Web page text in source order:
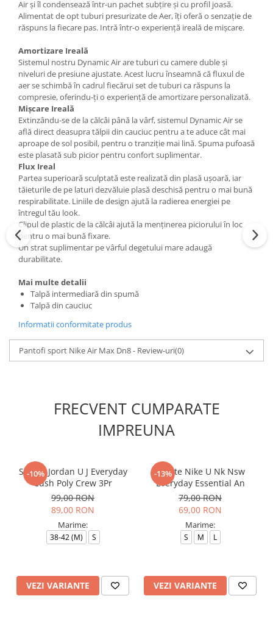
Air și îl condensează într-un pachet subțire și cu profil joasă.
Alimentat de opt tuburi presurizate de Aer, îți oferă o senzație de
răspuns la fiecare pas. Intră într-o experiență ireală de mișcare.
Amortizare Ireală
Sistemul nostru Dynamic Air are tuburi cu camere duble și
niveluri de presiune ajustate. Acest lucru înseamnă că fluxul de
aer se schimbă în cadrul fiecărui set de tuburi ca răspuns la
compresie, oferindu-ți o experiență de amortizare personalizată.
Mișcare Ireală
Extinzându-se de la călcâi până la vârf, sistemul Dynamic Air se
află direct deasupra tălpii din cauciuc pentru a te aduce cât mai
aproape de sol posibil, pentru o tranziție mai lină. Spuma pufoasă
este plasată sub picior pentru confort suplimentar.
Flux Ireal
Partea superioară sculptată este realizată din plasă ușoară, iar
tăieturile de pe laturi dezvăluie plasă deschisă pentru o mai bună
respirabilitate. Liniile de design ajută la radierea energiei pe
întregul tău look.
Clipul de plastic de la călcâi ajută la menținerea piciorului în loc
pentru o mai bună fixare.
Un strat suplimentar pe vârful degetului mare adaugă
durabilitate.
Mai multe detalii
Talpă intermediară din spumă
Talpă din cauciuc
Informatii conformitate produs
Pantofi sport Nike Air Max Dn8 - Review-uri(0)
FRECVENT CUMPARATE
IMPREUNA
-10%
Sosete Jordan U J Everyday
Cush Poly Crew 3Pr
99,00 RON
89,00 RON
Marime:
38-42 (M) S
VEZI VARIANTE
-13%
Sosete Nike U Nk Nsw
Everyday Essential An
79,00 RON
69,00 RON
Marime:
S M L
VEZI VARIANTE